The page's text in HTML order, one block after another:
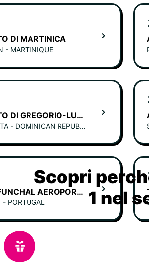
DI MARTINICA
- MARTINIQUE
AEROPORTO DI GREGORIO-LUPERON (PUERTO PLATA)
PUERTO PLATA - DOMINICAN REPUBLIC
MADEIRA FUNCHAL AEROPORTO
PORTUGAL
Scopri
1 nel